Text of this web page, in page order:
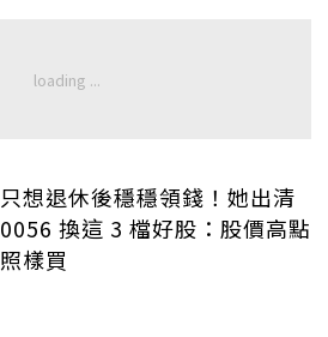
只想退休後穩穩領錢！她出清
0056 換這 3 檔好股：股價高點
照樣買